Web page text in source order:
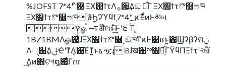
%JOFST 7*4" ิ଍ ΞΧ΢ϯτΛ࡞੒͢Δඞ ཁ͋Γ ΞΧ΢ϯτొ࿥ෆཁ
ΞΧ΢ϯτొ࿥ෆཁ ϑϦʔϓϥϯ͕7*4" ͷΈͩͬͨͷͰམબ
݄ࠒௐࠪ ࠷ॳ໊લͱͯ͢͠Ͱʹೝ͍ࣝͯͨ͠
1BZ1BMΛௐ΂͍͕ͯͨɺΞΧ΢ϯτొ࿥ ͕ඞཁͳͷͰ͸ʁͱ͍͏఺͕Ϣʔβʔମݧ
Λ્֐͢ΔݪҼʹͳΔ͔΋͠Εͳ͍ͱة ዧɻ ଞɺख਺ྉ΋෯͕͋ΓΫϥΠΞϯτʹઆ໌
͢Δͷ΋ଟগ໘౗ͩͬͨΓɾɾɾ